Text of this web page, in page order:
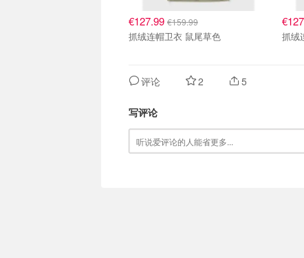
€127.99 €159.99
抓绒连帽卫衣 鼠尾草色 抓绒
评论 2 5
写评论